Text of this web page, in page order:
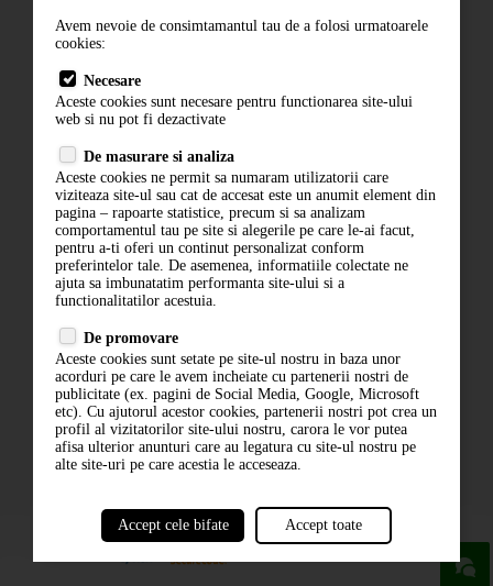
Cum comand
Livrare
Contact
Politica de confidentialitate
ANPC
ABONARE LA NEWSLETTER
ABONARE
Avem nevoie de consimtamantul tau de a folosi urmatoarele
cookies:
Necesare
Aceste cookies sunt necesare pentru functionarea site-ului
web si nu pot fi dezactivate
De masurare si analiza
Aceste cookies ne permit sa numaram utilizatorii care
viziteaza site-ul sau cat de accesat este un anumit element din
pagina – rapoarte statistice, precum si sa analizam
comportamentul tau pe site si alegerile pe care le-ai facut,
pentru a-ti oferi un continut personalizat conform
preferintelor tale. De asemenea, informatiile colectate ne
ajuta sa imbunatatim performanta site-ului si a
functionalitatilor acestuia.
De promovare
Aceste cookies sunt setate pe site-ul nostru in baza unor
acorduri pe care le avem incheiate cu partenerii nostri de
publicitate (ex. pagini de Social Media, Google, Microsoft
etc). Cu ajutorul acestor cookies, partenerii nostri pot crea un
profil al vizitatorilor site-ului nostru, carora le vor putea
afisa ulterior anunturi care au legatura cu site-ul nostru pe
alte site-uri pe care acestia le acceseaza.
Accept cele bifate Accept toate